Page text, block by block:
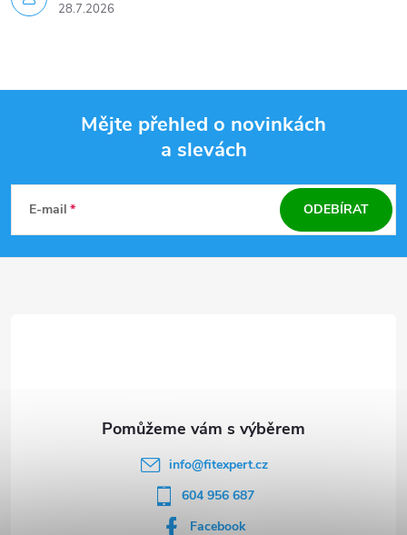
28.7.2026
p
Mějte přehled o novinkách
a slevách
E-mail ODEBÍRAT
info@fitexpert.cz
604 956 687
Facebook